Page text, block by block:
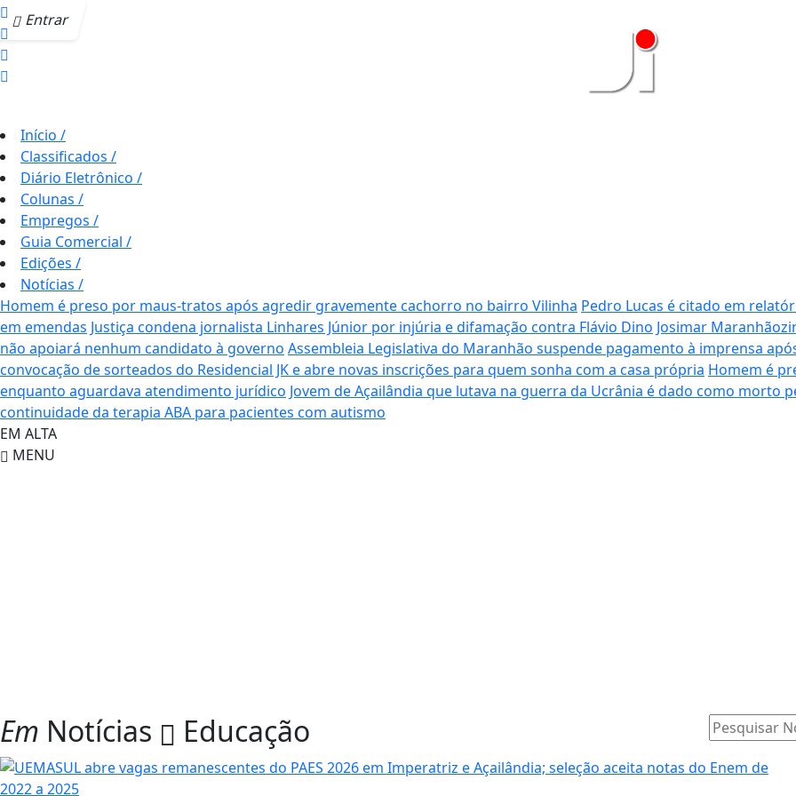
Entrar
Início /
Classificados /
Diário Eletrônico /
Colunas /
Empregos /
Guia Comercial /
Edições /
Notícias /
Homem é preso por maus-tratos após agredir gravemente cachorro no bairro Vilinha Pedro Lucas é citado em
em emendas Justiça condena jornalista Linhares Júnior por injúria e difamação contra Flávio Dino Josimar
não apoiará nenhum candidato à governo Assembleia Legislativa do Maranhão suspende pagamento à imprensa
convocação de sorteados do Residencial JK e abre novas inscrições para quem sonha com a casa própria Homem é
enquanto aguardava atendimento jurídico Jovem de Açailândia que lutava na guerra da Ucrânia é dado como morto
continuidade da terapia ABA para pacientes com autismo
EM ALTA
MENU
Em Notícias Educação